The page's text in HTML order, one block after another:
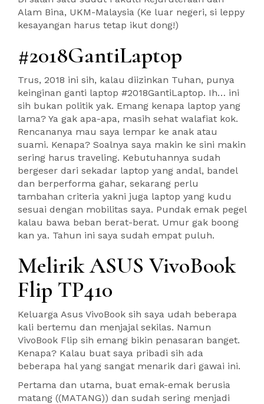
Alam Bina, UKM-Malaysia (Ke luar negeri, si leppy
kesayangan harus tetap ikut dong!)
#2018GantiLaptop
Trus, 2018 ini sih, kalau diizinkan Tuhan, punya
keinginan ganti laptop #2018GantiLaptop. Ih… ini
sih bukan politik yak. Emang kenapa laptop yang
lama? Ya gak apa-apa, masih sehat walafiat kok.
Rencananya mau saya lempar ke anak atau
suami. Kenapa? Soalnya saya makin ke sini makin
sering harus traveling. Kebutuhannya sudah
bergeser dari sekadar laptop yang andal, bandel
dan berperforma gahar, sekarang perlu
tambahan criteria yakni juga laptop yang kudu
sesuai dengan mobilitas saya. Pundak emak pegel
kalau bawa beban berat-berat. Umur gak boong
kan ya. Tahun ini saya sudah empat puluh.
Melirik ASUS VivoBook
Flip TP410
Keluarga Asus VivoBook sih saya udah beberapa
kali bertemu dan menjajal sekilas. Namun
VivoBook Flip sih emang bikin penasaran banget.
Kenapa? Kalau buat saya pribadi sih ada
beberapa hal yang sangat menarik dari gawai ini.
Pertama dan utama, buat emak-emak berusia
matang ((MATANG)) dan sudah sering menjadi